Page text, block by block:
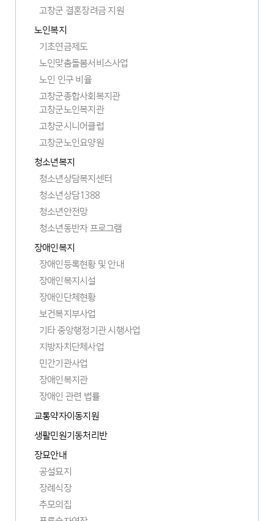
고창군 결혼장려금 지원
노인복지
기초연금제도
노인맞춤돌봄서비스사업
노인 인구 비율
새
창
열
림
고창군종합사회복지관
고창군노인복지관
고창군시니어클럽
림
고창군노인요양원
열
청소년복지
청소년상담복지센터
청소년상담1388
청소년안전망
청소년동반자 프로그램
장애인복지
장애인등록현황 및 안내
장애인복지시설
장애인단체현황
보건복지부사업
기타 중앙행정기관 시행사업
지방자치단체사업
민간기관사업
장애인복지관
새
창
열
림
장애인 관련 법률
교통약자이동지원
생활민원기동처리반
장묘안내
공설묘지
장례식장
추모의집